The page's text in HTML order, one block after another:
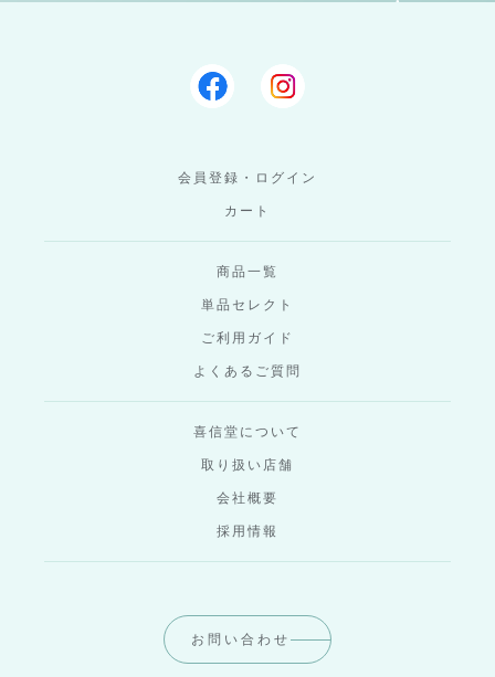
会員登録・ログイン
カート
商品一覧
単品セレクト
ご利用ガイド
よくあるご質問
喜信堂について
取り扱い店舗
会社概要
採用情報
お問い合わせ